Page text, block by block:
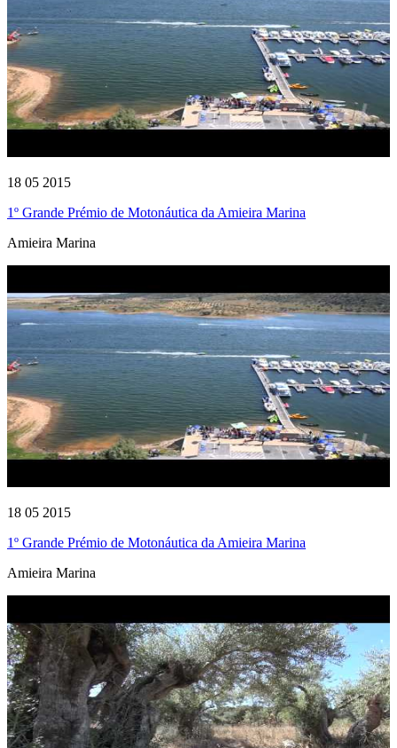
18 05 2015
1º Grande Prémio de Motonáutica da Amieira Marina
Amieira Marina
18 05 2015
1º Grande Prémio de Motonáutica da Amieira Marina
Amieira Marina